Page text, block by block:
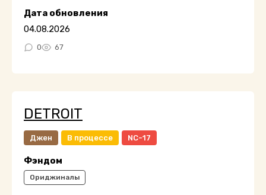
Дата обновления
04.08.2026
0 67
DETROIT
Джен В процессе NC-17
Фэндом
Ориджиналы